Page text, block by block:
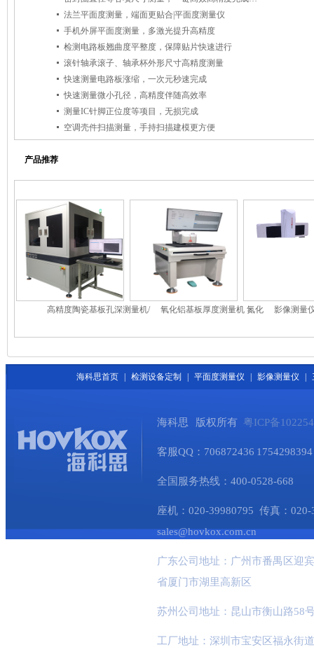
法兰平面度测量，端面更贴合|平面度测量仪
手机外屏平面度测量，多激光提升高精度
检测电路板翘曲度平整度，保障贴片快速进行
滚针轴承滚子、轴承杯外形尺寸高精度测量
快速测量电路板涨缩，一次元秒速完成
快速测量微小孔径，高精度伴随高效率
测量IC针脚正位度等项目，无损完成
空调壳件扫描测量，手持扫描建模更方便
产品推荐
高精度陶瓷基板孔深测量机/
氧化铝基板厚度测量机 氮化
影像测量
海科思首页 检测设备定制 平面度测量仪 影像测量仪
海科思 版权所有 粤ICP备
客服QQ：706872436
全国服务热线：400-0528-668
座机：020-39980795 传真：
sales@hovkox.com.cn
广东公司地址：广州市番禺区迎
省厦门市湖里高新区
苏州公司地址：昆山市衡山路58
工厂地址：深圳市宝安区福永街